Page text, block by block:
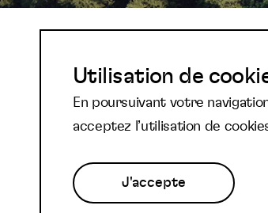
Abonnez-
newsletter
Utilisation de
En poursuivant votre
acceptez l’utilisation de
J'accepte